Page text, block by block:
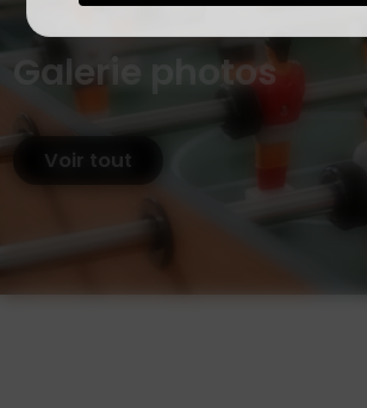
Galerie photos
Voir tout